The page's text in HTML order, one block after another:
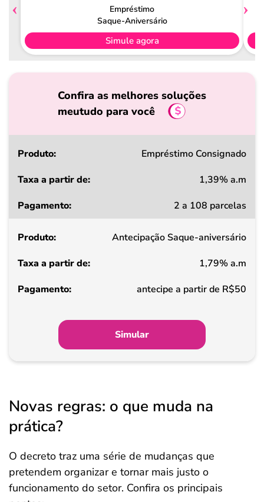
Empréstimo
Saque-Aniversário
Simule agora
Confira as melhores soluções
meutudo para você
Produto
a
de
Pagamento
Empréstimo Consignado
1,39% a.m
2 a 108 parcelas
Antecipação Saque-aniversário
1,79% a.m
antecipe a partir de R$50
Simular
Novas regras: o que muda na
prática?
O decreto traz uma série de mudanças que
pretendem organizar e tornar mais justo o
funcionamento do setor. Confira os principais